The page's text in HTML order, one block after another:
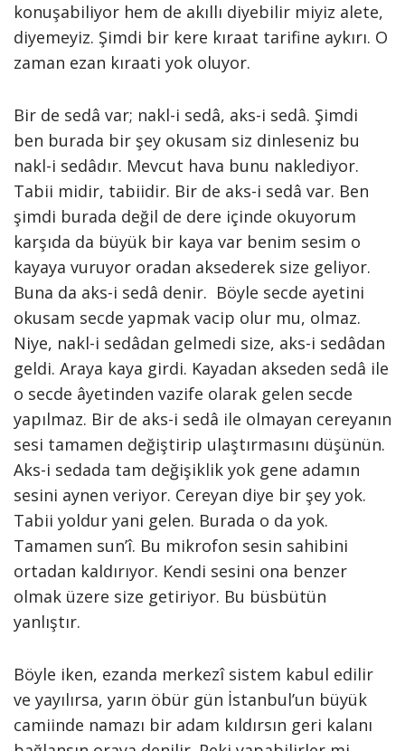
konuşabiliyor hem de akıllı diyebilir miyiz alete,
diyemeyiz. Şimdi bir kere kıraat tarifine aykırı. O
zaman ezan kıraati yok oluyor.
Bir de sedâ var; nakl-i sedâ, aks-i sedâ. Şimdi
ben burada bir şey okusam siz dinleseniz bu
nakl-i sedâdır. Mevcut hava bunu naklediyor.
Tabii midir, tabiidir. Bir de aks-i sedâ var. Ben
şimdi burada değil de dere içinde okuyorum
karşıda da büyük bir kaya var benim sesim o
kayaya vuruyor oradan aksederek size geliyor.
Buna da aks-i sedâ denir. Böyle secde ayetini
okusam secde yapmak vacip olur mu, olmaz.
Niye, nakl-i sedâdan gelmedi size, aks-i sedâdan
geldi. Araya kaya girdi. Kayadan akseden sedâ ile
o secde âyetinden vazife olarak gelen secde
yapılmaz. Bir de aks-i sedâ ile olmayan cereyanın
sesi tamamen değiştirip ulaştırmasını düşünün.
Aks-i sedada tam değişiklik yok gene adamın
sesini aynen veriyor. Cereyan diye bir şey yok.
Tabii yoldur yani gelen. Burada o da yok.
Tamamen sun’î. Bu mikrofon sesin sahibini
ortadan kaldırıyor. Kendi sesini ona benzer
olmak üzere size getiriyor. Bu büsbütün
yanlıştır.
Böyle iken, ezanda merkezî sistem kabul edilir
ve yayılırsa, yarın öbür gün İstanbul’un büyük
camiinde namazı bir adam kıldırsın geri kalanı